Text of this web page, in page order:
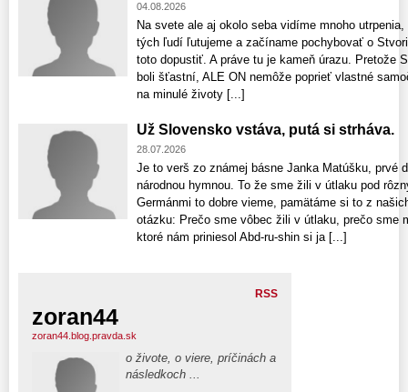
04.08.2026
Na svete ale aj okolo seba vidíme mnoho
tých ľudí ľutujeme a začíname pochybovať o
toto dopustiť. A práve tu je kameň úrazu. Pretože
boli šťastní, ALE ON nemôže poprieť vlastné
na minulé životy [...]
Už Slovensko vstáva, putá si strháva.
28.07.2026
Je to verš zo známej básne Janka Matúšku, prvé
národnou hymnou. To že sme žili v útlaku pod
Germánmi to dobre vieme, pamätáme si to z
otázku: Prečo sme vôbec žili v útlaku, prečo sme
ktoré nám priniesol Abd-ru-shin si ja [...]
RSS
zoran44
zoran44.blog.pravda.sk
o živote, o viere, príčinách a
následkoch ...